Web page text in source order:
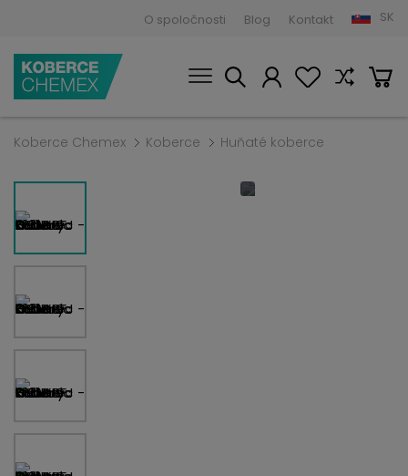
O spoločnosti Blog Kontakt SK
Koberce Chemex Koberce Huňaté koberce